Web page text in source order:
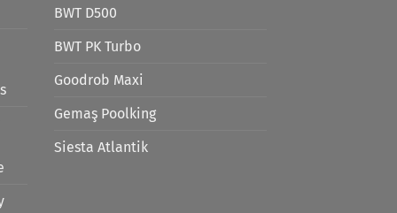
BWT D500
BWT PK Turbo
Goodrob Maxi
Gemaş Poolking
Siesta Atlantik